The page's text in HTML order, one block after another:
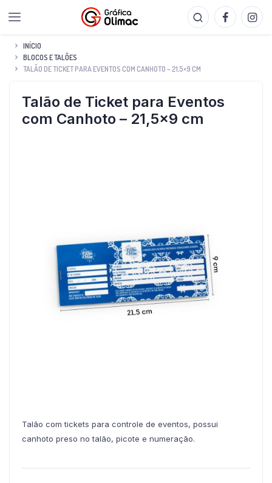
INÍCIO
BLOCOS E TALÕES
TALÃO DE TICKET PARA EVENTOS COM CANHOTO – 21,5×9 CM
Talão de Ticket para Eventos
com Canhoto – 21,5×9 cm
Talão com tickets para controle de eventos, possui
canhoto preso no talão, picote e numeração.